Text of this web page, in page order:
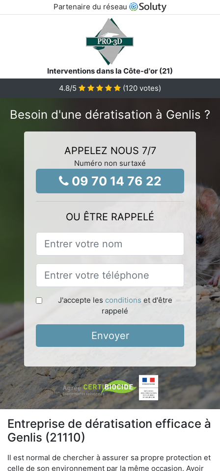
Partenaire du réseau
Interventions dans la Côte-d'or (21)
4.8/5 (120 votes)
Besoin d'une dératisation à Genlis ?
APPELEZ NOUS 7/7
Numéro non surtaxé
09 70 14 76 22
OU ÊTRE RAPPELÉ
J'accepte les conditions et d'être
rappelé
Envoyer
Entreprise de dératisation efficace à
Genlis (21110)
Il est normal de chercher à assurer sa propre protection et
celle de son environnement par la même occasion. Avoir